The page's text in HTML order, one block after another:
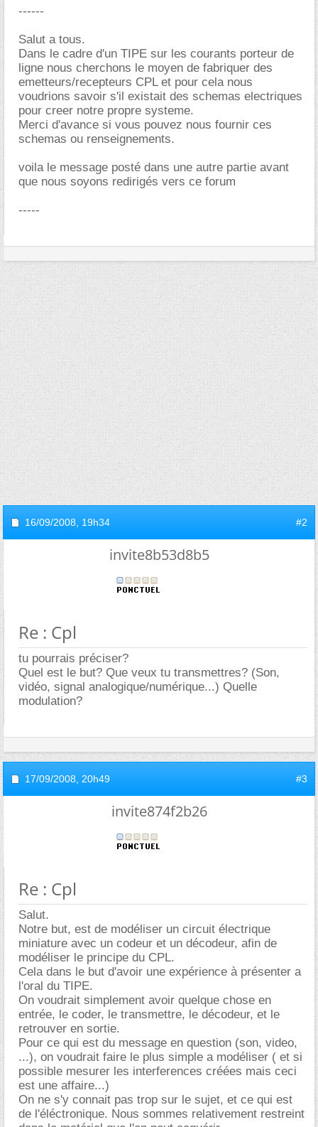
------
Salut a tous.
Dans le cadre d'un TIPE sur les courants porteur de
ligne nous cherchons le moyen de fabriquer des
emetteurs/recepteurs CPL et pour cela nous
voudrions savoir s'il existait des schemas electriques
pour creer notre propre systeme.
Merci d'avance si vous pouvez nous fournir ces
schemas ou renseignements.
voila le message posté dans une autre partie avant
que nous soyons redirigés vers ce forum
-----
16/09/2008, 19h34 #2
invite8b53d8b5
Re : Cpl
tu pourrais préciser?
Quel est le but? Que veux tu transmettres? (Son,
vidéo, signal analogique/numérique...) Quelle
modulation?
17/09/2008, 20h49 #3
invite874f2b26
Re : Cpl
Salut.
Notre but, est de modéliser un circuit électrique
miniature avec un codeur et un décodeur, afin de
modéliser le principe du CPL.
Cela dans le but d'avoir une expérience à présenter a
l'oral du TIPE.
On voudrait simplement avoir quelque chose en
entrée, le coder, le transmettre, le décodeur, et le
retrouver en sortie.
Pour ce qui est du message en question (son, video,
...), on voudrait faire le plus simple a modéliser ( et si
possible mesurer les interferences créées mais ceci
est une affaire...)
On ne s'y connait pas trop sur le sujet, et ce qui est
de l'éléctronique. Nous sommes relativement restreint